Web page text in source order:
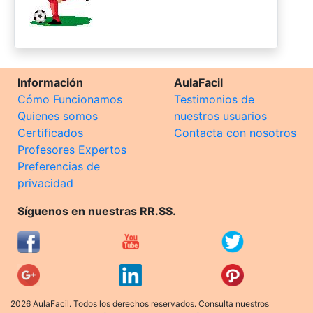
Información
Cómo Funcionamos
Quienes somos
Certificados
Profesores Expertos
Preferencias de
privacidad
AulaFacil
Testimonios de
nuestros usuarios
Contacta con nosotros
Síguenos en nuestras RR.SS.
2026 AulaFacil. Todos los derechos reservados. Consulta nuestros